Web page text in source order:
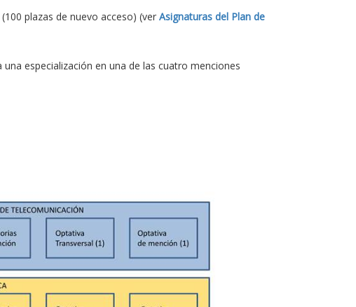
plazas de nuevo acceso) (ver Asignaturas del Plan de
especialización en una de las cuatro menciones